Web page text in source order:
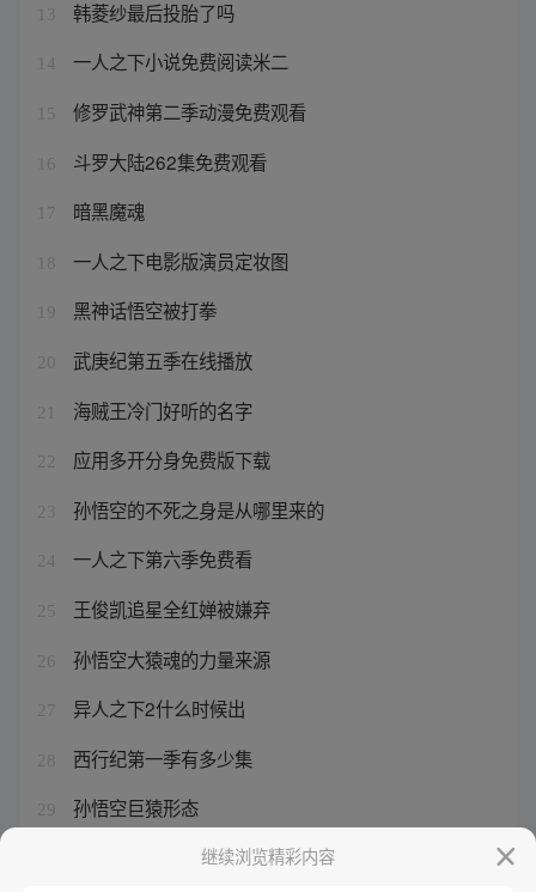
13 韩菱纱最后投胎了吗
14 一人之下小说免费阅读米二
15 修罗武神第二季动漫免费观看
16 斗罗大陆262集免费观看
17 暗黑魔魂
18 一人之下电影版演员定妆图
19 黑神话悟空被打拳
20 武庚纪第五季在线播放
21 海贼王冷门好听的名字
22 应用多开分身免费版下载
23 孙悟空的不死之身是从哪里来的
24 一人之下第六季免费看
25 王俊凯追星全红婵被嫌弃
26 孙悟空大猿魂的力量来源
27 异人之下2什么时候出
28 西行纪第一季有多少集
29 孙悟空巨猿形态
熊猫分身定位助手继续浏览精彩内容